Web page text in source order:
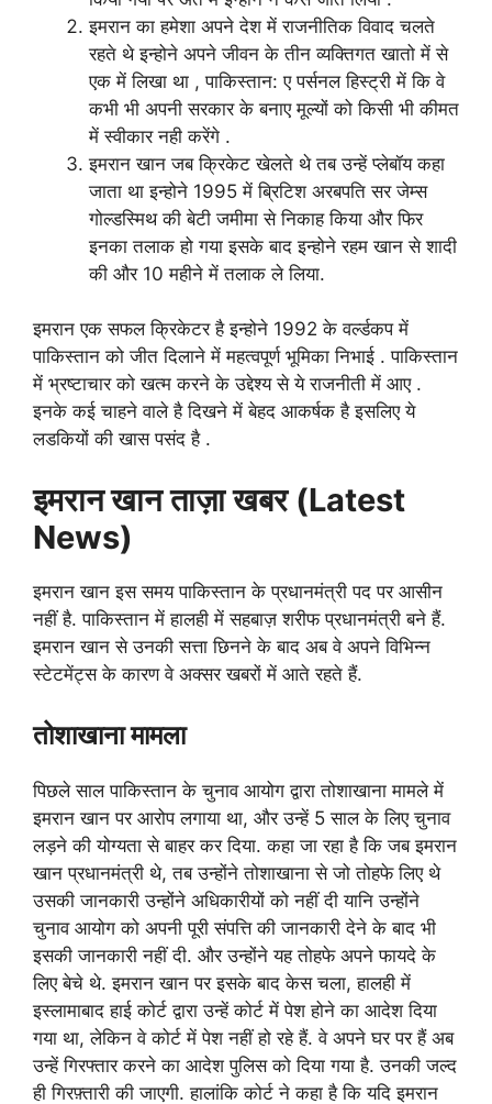
इमरान का हमेशा अपने देश में राजनीतिक विवाद चलते
रहते थे इन्होने अपने जीवन के तीन व्यक्तिगत खातो में से
एक में लिखा था , पाकिस्तान: ए पर्सनल हिस्ट्री में कि वे
कभी भी अपनी सरकार के बनाए मूल्यों को किसी भी कीमत
में स्वीकार नही करेंगे .
इमरान खान जब क्रिकेट खेलते थे तब उन्हें प्लेबॉय कहा
जाता था इन्होने 1995 में ब्रिटिश अरबपति सर जेम्स
गोल्डस्मिथ की बेटी जमीमा से निकाह किया और फिर
इनका तलाक हो गया इसके बाद इन्होने रहम खान से शादी
की और 10 महीने में तलाक ले लिया.
इमरान एक सफल क्रिकेटर है इन्होने 1992 के वर्ल्डकप में
पाकिस्तान को जीत दिलाने में महत्वपूर्ण भूमिका निभाई . पाकिस्तान
में भ्रष्टाचार को खत्म करने के उद्देश्य से ये राजनीती में आए .
इनके कई चाहने वाले है दिखने में बेहद आकर्षक है इसलिए ये
लडकियों की खास पसंद है .
इमरान खान ताज़ा खबर (Latest
News)
इमरान खान इस समय पाकिस्तान के प्रधानमंत्री पद पर आसीन
नहीं है. पाकिस्तान में हालही में सहबाज़ शरीफ प्रधानमंत्री बने हैं.
इमरान खान से उनकी सत्ता छिनने के बाद अब वे अपने विभिन्न
स्टेटमेंट्स के कारण वे अक्सर खबरों में आते रहते हैं.
तोशाखाना मामला
पिछले साल पाकिस्तान के चुनाव आयोग द्वारा तोशाखाना मामले में
इमरान खान पर आरोप लगाया था, और उन्हें 5 साल के लिए चुनाव
लड़ने की योग्यता से बाहर कर दिया. कहा जा रहा है कि जब इमरान
खान प्रधानमंत्री थे, तब उन्होंने तोशाखाना से जो तोहफे लिए थे
उसकी जानकारी उन्होंने अधिकारीयों को नहीं दी यानि उन्होंने
चुनाव आयोग को अपनी पूरी संपत्ति की जानकारी देने के बाद भी
इसकी जानकारी नहीं दी. और उन्होंने यह तोहफे अपने फायदे के
लिए बेचे थे. इमरान खान पर इसके बाद केस चला, हालही में
इस्लामाबाद हाई कोर्ट द्वारा उन्हें कोर्ट में पेश होने का आदेश दिया
गया था, लेकिन वे कोर्ट में पेश नहीं हो रहे हैं. वे अपने घर पर हैं अब
उन्हें गिरफ्तार करने का आदेश पुलिस को दिया गया है. उनकी जल्द
ही गिरफ़्तारी की जाएगी. हालांकि कोर्ट ने कहा है कि यदि इमरान